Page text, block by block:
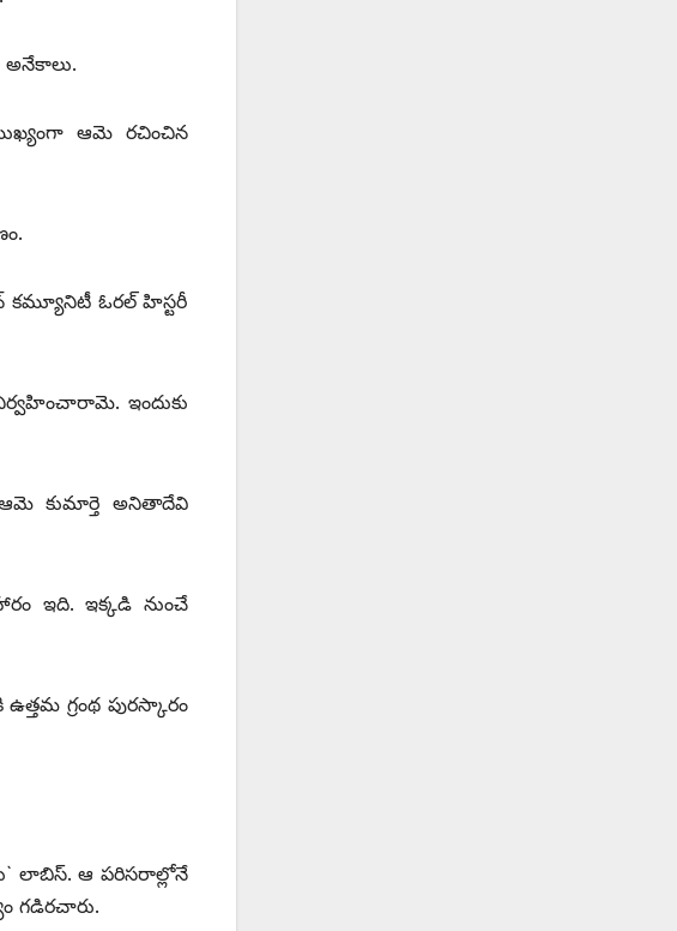
ఆమె రచించిన
ఓరల్‌ హిస్టరీ
ఇందుకు
కుమార్తె అనితాదేవి
ఇది. ఇక్కడి నుంచే
గ్రంథ పురస్కారం
లాబిస్‌. ఆ పరిసరాల్లోనే
గడిరచారు.